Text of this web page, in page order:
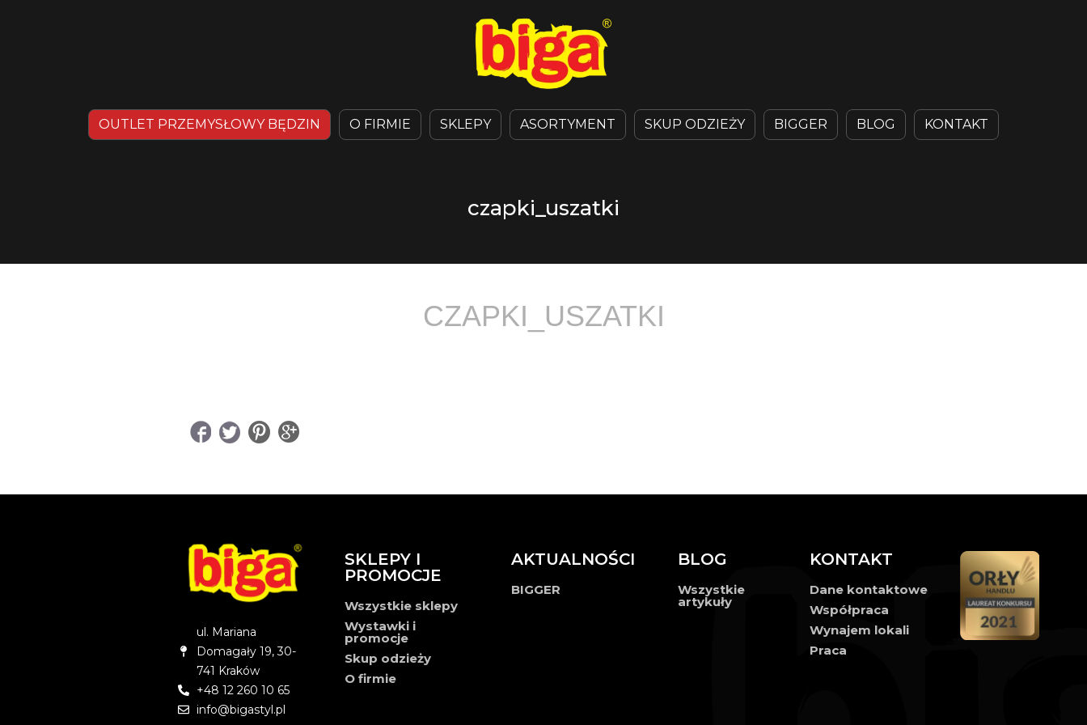
OUTLET PRZEMYSŁOWY BĘDZIN O FIRMIE SKLEPY ASORTYMENT SKUP ODZIEŻY BIGGER BLOG KONTAKT
czapki_uszatki
CZAPKI_USZATKI
ul. Mariana
Domagały 19, 30-
741 Kraków
+48 12 260 10 65
info@bigastyl.pl
SKLEPY I
PROMOCJE
Wszystkie sklepy
Wystawki i
promocje
Skup odzieży
O firmie
AKTUALNOŚCI
BIGGER
BLOG
Wszystkie
artykuły
KONTAKT
Dane kontaktowe
Współpraca
Wynajem lokali
Praca